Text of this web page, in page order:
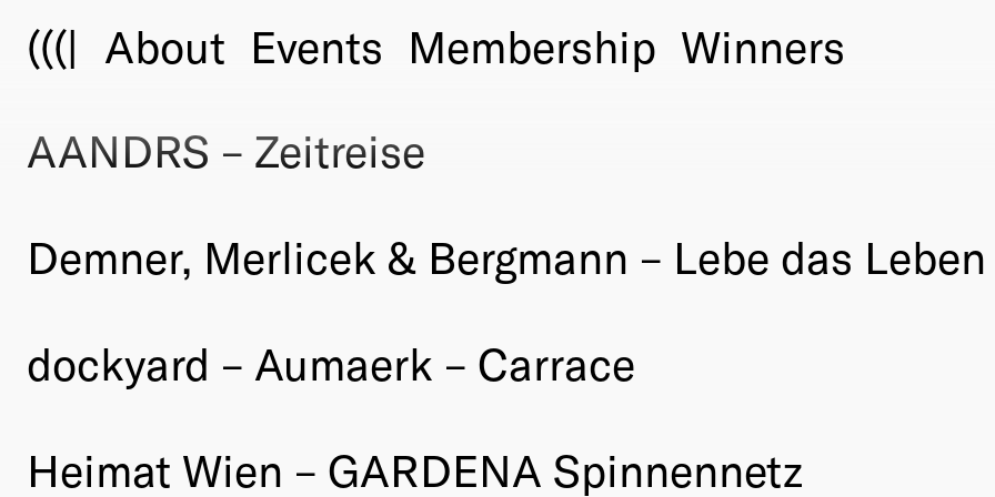
(((| About Events Membership Winners
AANDRS – Zeitreise
Demner, Merlicek & Bergmann – Lebe das Leben
dockyard – Aumaerk – Carrace
Heimat Wien – GARDENA Spinnennetz